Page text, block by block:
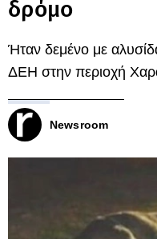
δρόμο
Ήταν δεμένο με
ΔΕΗ στην περιοχή
Newsroom